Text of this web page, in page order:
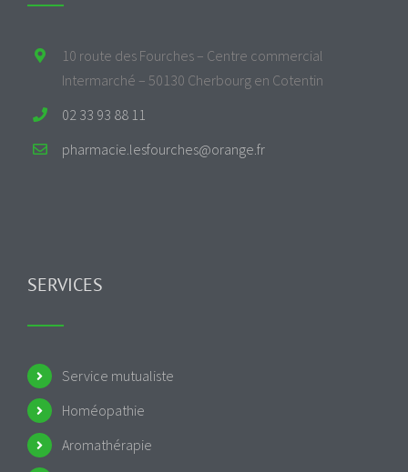
10 route des Fourches – Centre commercial
Intermarché – 50130 Cherbourg en Cotentin
02 33 93 88 11
pharmacie.lesfourches@orange.fr
SERVICES
Service mutualiste
Homéopathie
Aromathérapie